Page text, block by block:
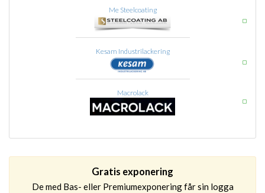
Me Steelcoating
Kesam Industrilackering
Macrolack
Gratis exponering
De med Bas- eller Premiumexponering får sin logga